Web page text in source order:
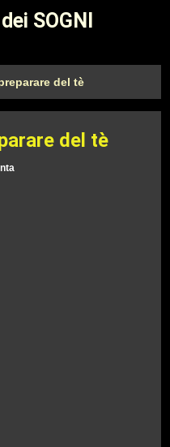
SOGNI
del tè
del tè